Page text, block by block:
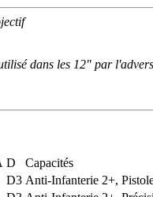
dans les 12" par
D
Capacités
D3 Anti-Infanterie 2+,